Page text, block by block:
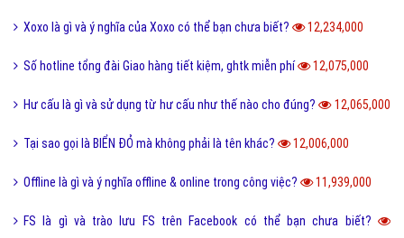
Xoxo là gì và ý nghĩa của Xoxo có thể bạn chưa biết? 12,234,000
Số hotline tổng đài Giao hàng tiết kiệm, ghtk miễn phí 12,075,000
Hư cấu là gì và sử dụng từ hư cấu như thế nào cho đúng? 12,065,000
Tại sao gọi là BIỂN ĐỎ mà không phải là tên khác? 12,006,000
Offline là gì và ý nghĩa offline & online trong công việc? 11,939,000
FS là gì và trào lưu FS trên Facebook có thể bạn chưa biết?